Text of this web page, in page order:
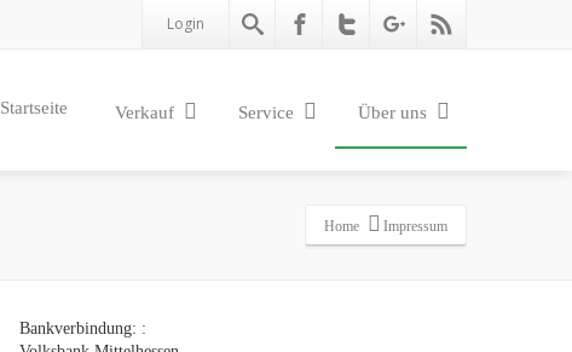
Login
Startseite Verkauf Service Über uns
Home Impressum
Bankverbindung: :